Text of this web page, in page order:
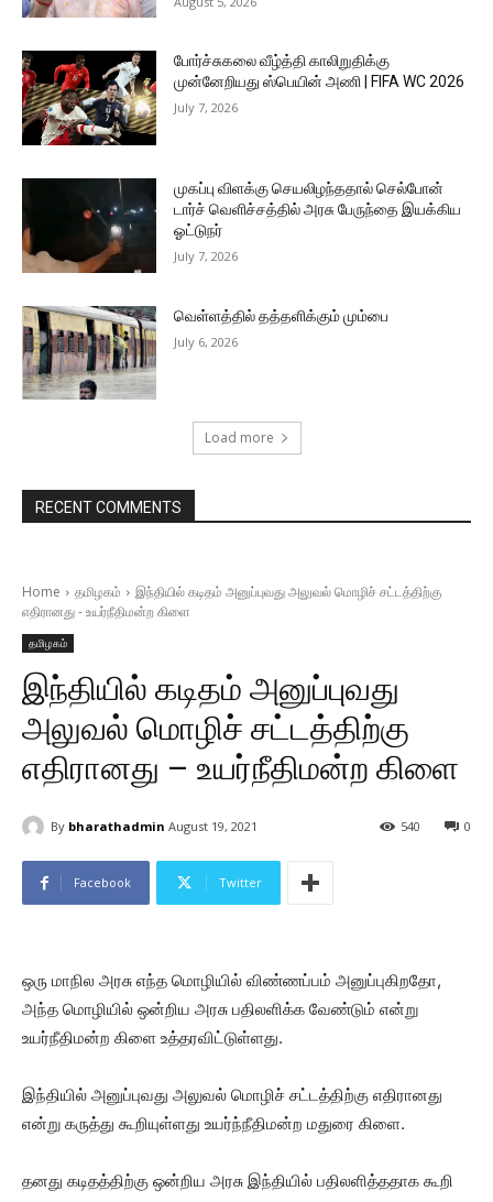
போர்ச்சுகலை வீழ்த்தி காலிறுதிக்கு
முன்னேறியது ஸ்பெயின் அணி | FIFA WC 2026
July 7, 2026
முகப்பு விளக்கு செயலிழந்ததால் செல்போன்
டார்ச் வெளிச்சத்தில் அரசு பேருந்தை இயக்கிய
ஓட்டுநர்
July 7, 2026
வெள்ளத்தில் தத்தளிக்கும் மும்பை
July 6, 2026
Load more
RECENT COMMENTS